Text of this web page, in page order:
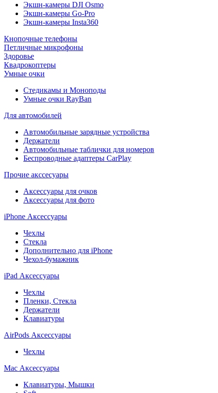
Экшн-камеры DJI Osmo
Экшн-камеры Go-Pro
Экшн-камеры Insta360
Кнопочные телефоны
Петличные микрофоны
Здоровье
Квадрокоптеры
Умные очки
Стедикамы и Моноподы
Умные очки RayBan
Для автомобилей
Автомобильные зарядные устройства
Держатели
Автомобильные таблички для номеров
Беспроводные адаптеры CarPlay
Прочие акссесуары
Аксессуары для очков
Аксессуары для фото
iPhone Аксессуары
Чехлы
Стекла
Дополнительно для iPhone
Чехол-бумажник
iPad Аксессуары
Чехлы
Пленки, Стекла
Держатели
Клавиатуры
AirPods Аксессуары
Чехлы
Mac Аксессуары
Клавиатуры, Мышки